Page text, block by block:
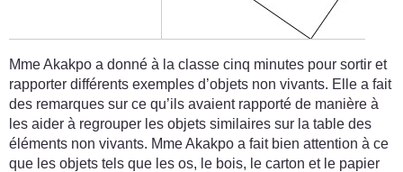
Mme Akakpo a donné à la classe cinq minutes pour sortir et
rapporter différents exemples d’objets non vivants. Elle a fait
des remarques sur ce qu’ils avaient rapporté de manière à
les aider à regrouper les objets similaires sur la table des
éléments non vivants. Mme Akakpo a fait bien attention à ce
que les objets tels que les os, le bois, le carton et le papier